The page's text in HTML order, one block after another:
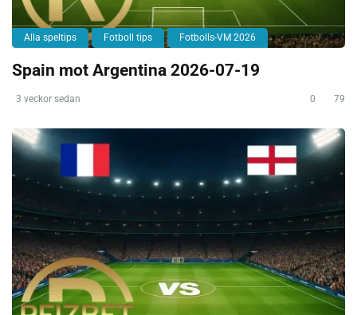
Alla speltips Fotboll tips Fotbolls-VM 2026
Spain mot Argentina 2026-07-19
3 veckor sedan 0 79